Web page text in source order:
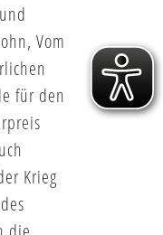
Vom
für den
Krieg